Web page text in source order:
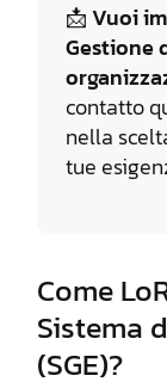
📩 Vuoi
Gestione
contatto
nella
tue
Come
Sistema
(SGE)?